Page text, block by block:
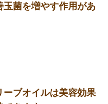
菌を増やす作用があ
ブオイルは美容効果